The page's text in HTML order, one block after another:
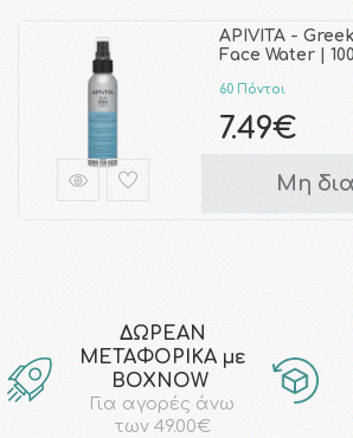
APIVITA -
Face Water |
60 Πόντοι
7.49€
Μη
ΔΩΡΕΑΝ
ΜΕΤΑΦΟΡΙΚΑ με
ΒΟΧΝΟW
Για αγορές άνω
των 49.00€